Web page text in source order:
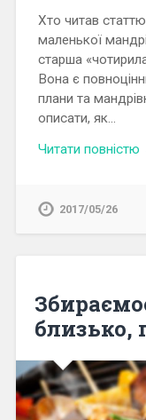
Хто читав
маленької
старша
Вона є
плани та
описати, як…
Читати повністю
2017/05/26
близько,